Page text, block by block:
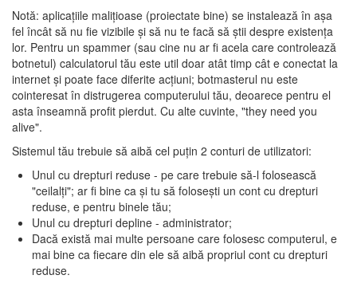
Notă: aplicaţiile maliţioase (proiectate bine) se instalează în aşa
fel încât să nu fie vizibile şi să nu te facă să ştii despre existenţa
lor. Pentru un spammer (sau cine nu ar fi acela care controlează
botnetul) calculatorul tău este util doar atât timp cât e conectat la
internet şi poate face diferite acţiuni; botmasterul nu este
cointeresat în distrugerea computerului tău, deoarece pentru el
asta înseamnă profit pierdut. Cu alte cuvinte, "they need you
alive".
Sistemul tău trebuie să aibă cel puţin 2 conturi de utilizatori:
Unul cu drepturi reduse - pe care trebuie să-l folosească
"ceilalţi"; ar fi bine ca şi tu să foloseşti un cont cu drepturi
reduse, e pentru binele tău;
Unul cu drepturi depline - administrator;
Dacă există mai multe persoane care folosesc computerul, e
mai bine ca fiecare din ele să aibă propriul cont cu drepturi
reduse.